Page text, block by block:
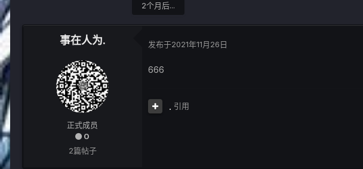
2个月后...
事在人为.
正式成员
0
2篇帖子
发布于2021年11月26日
666
引用